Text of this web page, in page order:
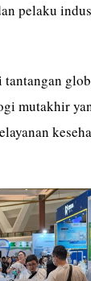
pelaku
mutakhir